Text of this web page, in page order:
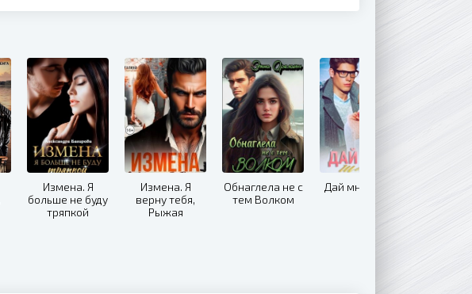
Измена. Я
больше не буду
тряпкой
Измена. Я
верну тебя,
Рыжая
Обнаглела не с
тем Волком
Дай мне шанс